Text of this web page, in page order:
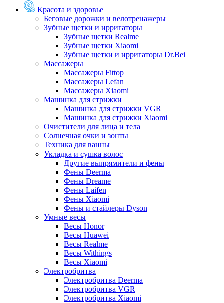
Красота и здоровье
Беговые дорожки и велотренажеры
Зубные щетки и ирригаторы
Зубные щетки Realme
Зубные щетки Xiaomi
Зубные щетки и ирригаторы Dr.Bei
Массажеры
Массажеры Fittop
Массажеры Lefan
Массажеры Xiaomi
Машинка для стрижки
Машинка для стрижки VGR
Машинка для стрижки Xiaomi
Очистители для лица и тела
Солнечная очки и зонты
Техника для ванны
Укладка и сушка волос
Другие выпрямители и фены
Фены Deerma
Фены Dreame
Фены Laifen
Фены Xiaomi
Фены и стайлеры Dyson
Умные весы
Весы Honor
Весы Huawei
Весы Realme
Весы Withings
Весы Xiaomi
Электробритва
Электробритва Deerma
Электробритва VGR
Электробритва Xiaomi